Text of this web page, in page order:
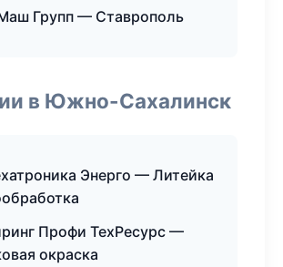
Групп — Ставрополь
в Южно-Сахалинск
Энерго — Литейка
Профи ТехРесурс —
окраска